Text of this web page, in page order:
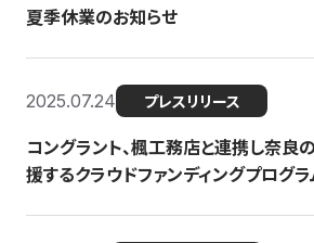
夏季休業のお知らせ
2025.07.24 プレスリリース
コングラント、楓工務店と連携し奈
援するクラウドファンディングプログ